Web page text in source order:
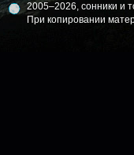
2005–2026, сонники и
При копировании